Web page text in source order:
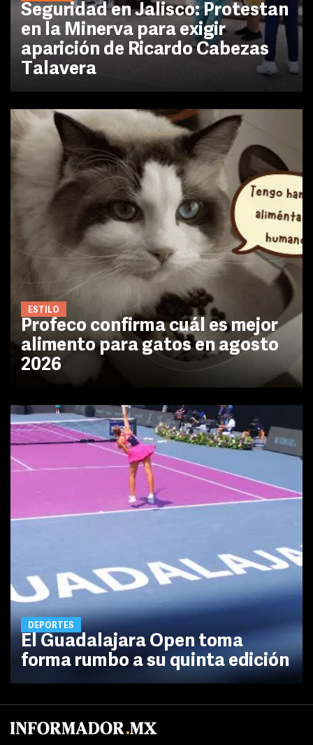
Seguridad en Jalisco: Protestan
en la Minerva para exigir
aparición de Ricardo Cabezas
Talavera
ESTILO
Profeco confirma cuál es mejor
alimento para gatos en agosto
2026
DEPORTES
El Guadalajara Open toma
forma rumbo a su quinta edición